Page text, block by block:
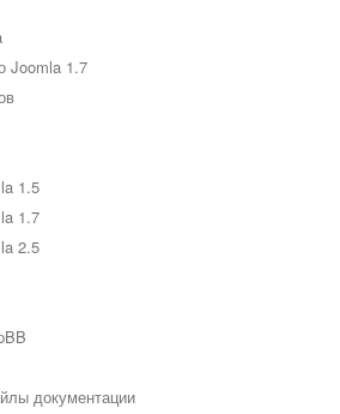
Joomla 1.7
1.5
1.7
2.5
документации